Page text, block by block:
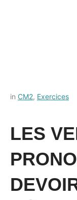
Posted
juillet
by
in CM2, Exercices
LES